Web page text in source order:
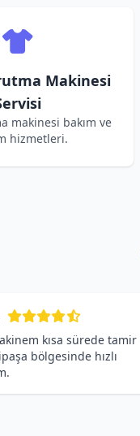
Makinesi
makinesi bakım ve
hizmetleri.
kısa sürede tamir
bölgesinde hızlı